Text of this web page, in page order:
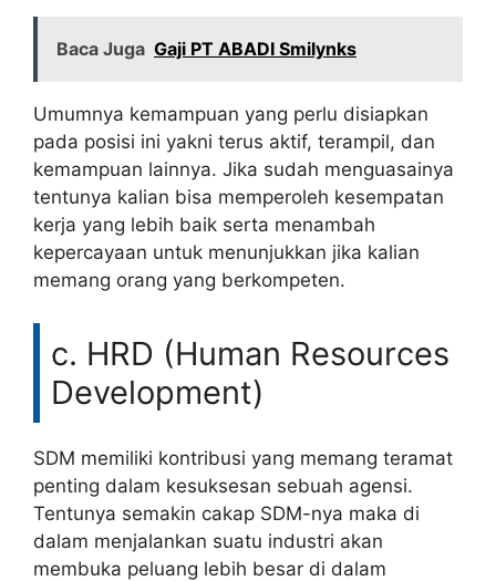
Baca Juga Gaji PT ABADI Smilynks
Umumnya kemampuan yang perlu disiapkan
pada posisi ini yakni terus aktif, terampil, dan
kemampuan lainnya. Jika sudah menguasainya
tentunya kalian bisa memperoleh kesempatan
kerja yang lebih baik serta menambah
kepercayaan untuk menunjukkan jika kalian
memang orang yang berkompeten.
c. HRD (Human Resources
Development)
SDM memiliki kontribusi yang memang teramat
penting dalam kesuksesan sebuah agensi.
Tentunya semakin cakap SDM-nya maka di
dalam menjalankan suatu industri akan
membuka peluang lebih besar di dalam